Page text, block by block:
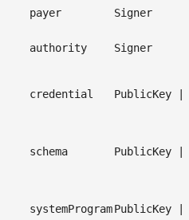
payer Signer
authority Signer
credential PublicKey |
schema PublicKey |
systemProgramPublicKey |